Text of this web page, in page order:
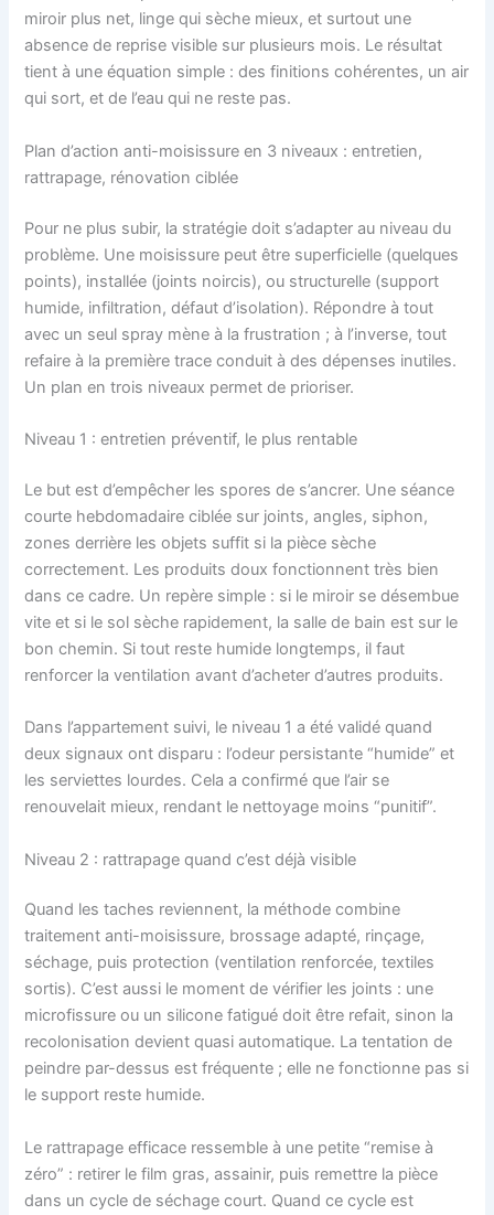
miroir plus net, linge qui sèche mieux, et surtout une
absence de reprise visible sur plusieurs mois. Le résultat
tient à une équation simple : des finitions cohérentes, un air
qui sort, et de l’eau qui ne reste pas.
Plan d’action anti-moisissure en 3 niveaux : entretien,
rattrapage, rénovation ciblée
Pour ne plus subir, la stratégie doit s’adapter au niveau du
problème. Une moisissure peut être superficielle (quelques
points), installée (joints noircis), ou structurelle (support
humide, infiltration, défaut d’isolation). Répondre à tout
avec un seul spray mène à la frustration ; à l’inverse, tout
refaire à la première trace conduit à des dépenses inutiles.
Un plan en trois niveaux permet de prioriser.
Niveau 1 : entretien préventif, le plus rentable
Le but est d’empêcher les spores de s’ancrer. Une séance
courte hebdomadaire ciblée sur joints, angles, siphon,
zones derrière les objets suffit si la pièce sèche
correctement. Les produits doux fonctionnent très bien
dans ce cadre. Un repère simple : si le miroir se désembue
vite et si le sol sèche rapidement, la salle de bain est sur le
bon chemin. Si tout reste humide longtemps, il faut
renforcer la ventilation avant d’acheter d’autres produits.
Dans l’appartement suivi, le niveau 1 a été validé quand
deux signaux ont disparu : l’odeur persistante “humide” et
les serviettes lourdes. Cela a confirmé que l’air se
renouvelait mieux, rendant le nettoyage moins “punitif”.
Niveau 2 : rattrapage quand c’est déjà visible
Quand les taches reviennent, la méthode combine
traitement anti-moisissure, brossage adapté, rinçage,
séchage, puis protection (ventilation renforcée, textiles
sortis). C’est aussi le moment de vérifier les joints : une
microfissure ou un silicone fatigué doit être refait, sinon la
recolonisation devient quasi automatique. La tentation de
peindre par-dessus est fréquente ; elle ne fonctionne pas si
le support reste humide.
Le rattrapage efficace ressemble à une petite “remise à
zéro” : retirer le film gras, assainir, puis remettre la pièce
dans un cycle de séchage court. Quand ce cycle est